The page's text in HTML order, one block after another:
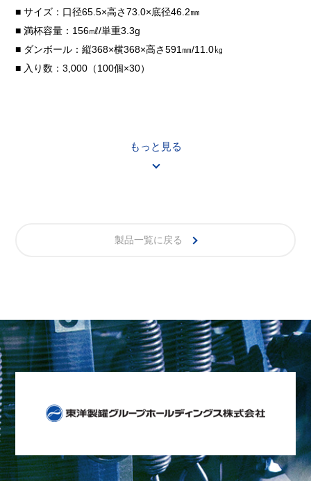
■ サイズ：口径65.5×高さ73.0×底径46.2㎜
■ 満杯容量：156㎖/単重3.3g
■ ダンボール：縦368×横368×高さ591㎜/11.0㎏
■ 入り数：3,000（100個×30）
もっと見る
製品一覧に戻る